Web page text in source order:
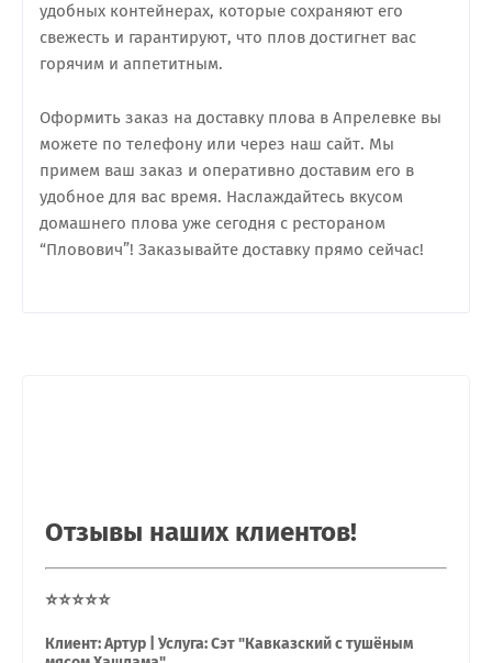
удобных контейнерах, которые сохраняют его
свежесть и гарантируют, что плов достигнет вас
горячим и аппетитным.
Оформить заказ на доставку плова в Апрелевке вы
можете по телефону или через наш сайт. Мы
примем ваш заказ и оперативно доставим его в
удобное для вас время. Наслаждайтесь вкусом
домашнего плова уже сегодня с рестораном
“Пловович”! Заказывайте доставку прямо сейчас!
Отзывы наших клиентов!
⭐⭐⭐⭐⭐
Клиент: Артур | Услуга: Сэт "Кавказский с тушёным